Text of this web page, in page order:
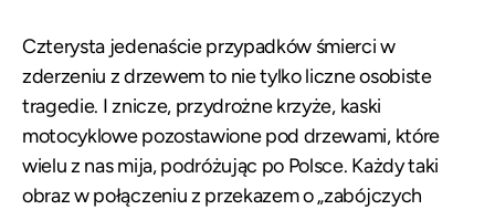
Czterysta jedenaście przypadków śmierci w
zderzeniu z drzewem to nie tylko liczne osobiste
tragedie. I znicze, przydrożne krzyże, kaski
motocyklowe pozostawione pod drzewami, które
wielu z nas mija, podróżując po Polsce. Każdy taki
obraz w połączeniu z przekazem o „zabójczych